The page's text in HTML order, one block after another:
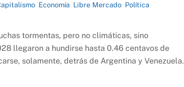
, Economía Libre Mercado, Política
tormentas, pero no climáticas, sino
llegaron a hundirse hasta 0.46 centavos de
solamente, detrás de Argentina y Venezuela.